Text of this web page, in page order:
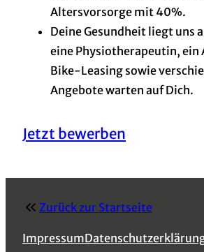
Altersvorsorge mit 40%.
Deine Gesundheit liegt uns
eine Physiotherapeutin, ein
Bike-Leasing sowie
Angebote warten auf Dich.
Jetzt bewerben
Zurück zur Startseite
Impressum